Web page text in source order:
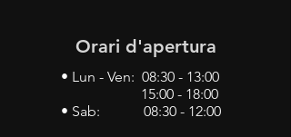
Orari d'apertura
• Lun - Ven: 08:30 - 13:00
15:00 - 18:00
• Sab: 08:30 - 12:00